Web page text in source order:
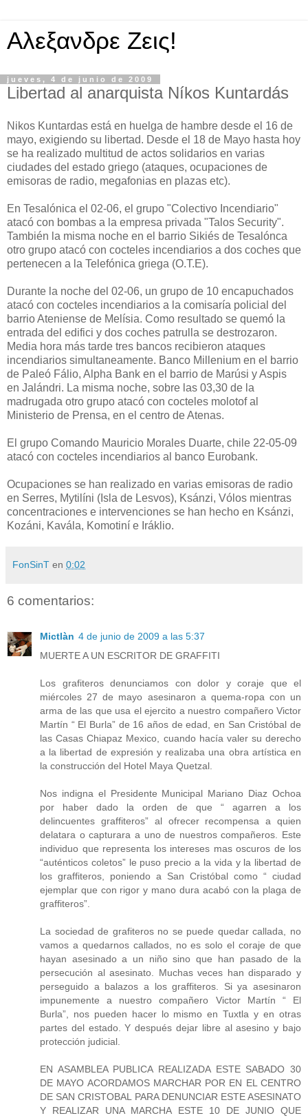
Αλεξανδρε Ζεις!
jueves, 4 de junio de 2009
Libertad al anarquista Níkos Kuntardás
Nikos Kuntardas está en huelga de hambre desde el 16 de
mayo, exigiendo su libertad. Desde el 18 de Mayo hasta hoy
se ha realizado multitud de actos solidarios en varias
ciudades del estado griego (ataques, ocupaciones de
emisoras de radio, megafonias en plazas etc).
En Tesalónica el 02-06, el grupo "Colectivo Incendiario"
atacó con bombas a la empresa privada "Talos Security".
También la misma noche en el barrio Sikiés de Tesalónca
otro grupo atacó con cocteles incendiarios a dos coches que
pertenecen a la Telefónica griega (O.T.E).
Durante la noche del 02-06, un grupo de 10 encapuchados
atacó con cocteles incendiarios a la comisaría policial del
barrio Ateniense de Melísia. Como resultado se quemó la
entrada del edifici y dos coches patrulla se destrozaron.
Media hora más tarde tres bancos recibieron ataques
incendiarios simultaneamente. Banco Millenium en el barrio
de Paleó Fálio, Alpha Bank en el barrio de Marúsi y Aspis
en Jalándri. La misma noche, sobre las 03,30 de la
madrugada otro grupo atacó con cocteles molotof al
Ministerio de Prensa, en el centro de Atenas.
El grupo Comando Mauricio Morales Duarte, chile 22-05-09
atacó con cocteles incendiarios al banco Eurobank.
Ocupaciones se han realizado en varias emisoras de radio
en Serres, Mytilíni (Isla de Lesvos), Ksánzi, Vólos mientras
concentraciones e intervenciones se han hecho en Ksánzi,
Kozáni, Kavála, Komotiní e Iráklio.
FonSinT en 0:02
6 comentarios:
Mictlàn 4 de junio de 2009 a las 5:37
MUERTE A UN ESCRITOR DE GRAFFITI
Los grafiteros denunciamos con dolor y coraje que el
miércoles 27 de mayo asesinaron a quema-ropa con un
arma de las que usa el ejercito a nuestro compañero Victor
Martín “ El Burla” de 16 años de edad, en San Cristóbal de
las Casas Chiapaz Mexico, cuando hacía valer su derecho
a la libertad de expresión y realizaba una obra artística en
la construcción del Hotel Maya Quetzal.
Nos indigna el Presidente Municipal Mariano Diaz Ochoa
por haber dado la orden de que “ agarren a los
delincuentes graffiteros” al ofrecer recompensa a quien
delatara o capturara a uno de nuestros compañeros. Este
individuo que representa los intereses mas oscuros de los
“auténticos coletos” le puso precio a la vida y la libertad de
los graffiteros, poniendo a San Cristóbal como “ ciudad
ejemplar que con rigor y mano dura acabó con la plaga de
graffiteros”.
La sociedad de grafiteros no se puede quedar callada, no
vamos a quedarnos callados, no es solo el coraje de que
hayan asesinado a un niño sino que han pasado de la
persecución al asesinato. Muchas veces han disparado y
perseguido a balazos a los graffiteros. Si ya asesinaron
impunemente a nuestro compañero Victor Martín “ El
Burla”, nos pueden hacer lo mismo en Tuxtla y en otras
partes del estado. Y después dejar libre al asesino y bajo
protección judicial.
EN ASAMBLEA PUBLICA REALIZADA ESTE SABADO 30
DE MAYO ACORDAMOS MARCHAR POR EN EL CENTRO
DE SAN CRISTOBAL PARA DENUNCIAR ESTE ASESINATO
Y REALIZAR UNA MARCHA ESTE 10 DE JUNIO QUE